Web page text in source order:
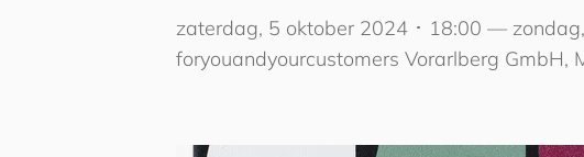
zaterdag, 5 oktober 2024 ･ 18:00 —
foryouandyourcustomers Vorarlberg GmbH,